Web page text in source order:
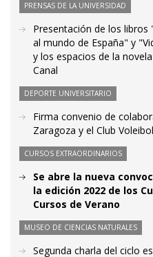
PRENSAS DE LA UNIVERSIDAD
Presentación de los libros
al mundo de España" y
y los espacios de la
Canal
DEPORTE UNIVERSITARIO
Firma convenio de
Zaragoza y el Club
CURSOS EXTRAORDINARIOS
Se abre la nueva
la edición 2022 de los
Cursos de Verano
MUSEO DE CIENCIAS NATURALES
Segunda charla del ciclo